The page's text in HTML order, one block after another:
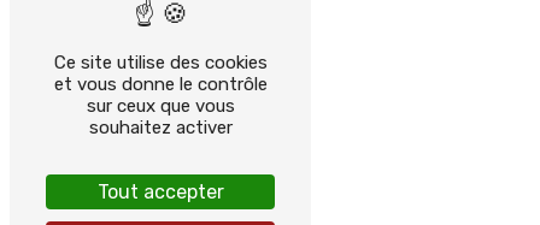
Ce site utilise des cookies
et vous donne le contrôle
sur ceux que vous
souhaitez activer
Tout accepter